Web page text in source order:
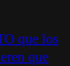
que los
que